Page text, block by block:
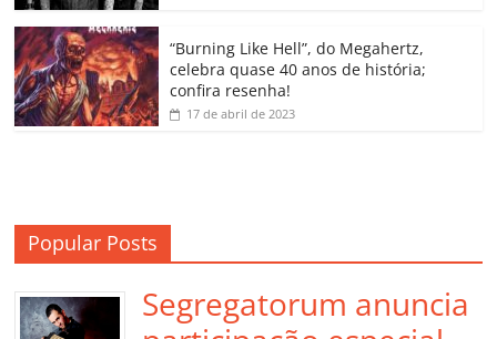
o
m
“Burning Like Hell”, do Megahertz,
celebra quase 40 anos de história;
confira resenha!
17 de abril de 2023
Popular Posts
Segregatorum anuncia